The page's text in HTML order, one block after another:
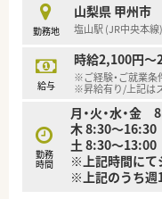
【法人特徴について】
■山梨県内で17店
人はいないと言わ
人です。
■薬局運営のほか
な視点から地域の
ます。
■社長自ら薬剤師
悩みや意見が届き
ます。
■本部にはラウン
勤務地
山梨県 甲州市
塩山駅 (JR中央本線)
給与
時給2,100円～
※ご経験・ご就業条
※昇給有り/上記は
勤務
時間
月・火・水・金
木 8:30～16:30
土 8:30～13:00
※上記時間にて
※上記のうち週